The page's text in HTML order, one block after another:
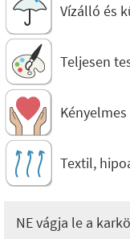
Vízálló és
Teljesen
Textil,
NE vágja le a